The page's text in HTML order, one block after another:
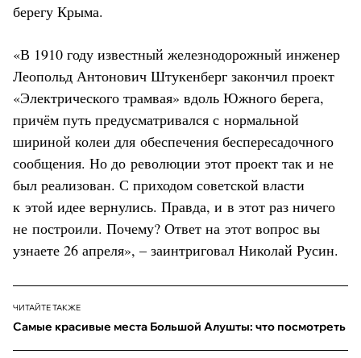
берегу Крыма.
«В 1910 году известный железнодорожный инженер
Леопольд Антонович Штукенберг закончил проект
«Электрического трамвая» вдоль Южного берега,
причём путь предусматривался с нормальной
шириной колеи для обеспечения беспересадочного
сообщения. Но до революции этот проект так и не
был реализован. С приходом советской власти
к этой идее вернулись. Правда, и в этот раз ничего
не построили. Почему? Ответ на этот вопрос вы
узнаете 26 апреля», – заинтриговал Николай Русин.
ЧИТАЙТЕ ТАКЖЕ
Самые красивые места Большой Алушты: что посмотреть